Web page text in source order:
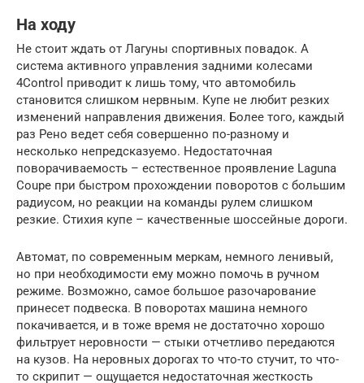
На ходу
Не стоит ждать от Лагуны спортивных повадок. А
система активного управления задними колесами
4Control приводит к лишь тому, что автомобиль
становится слишком нервным. Купе не любит резких
изменений направления движения. Более того, каждый
раз Рено ведет себя совершенно по-разному и
несколько непредсказуемо. Недостаточная
поворачиваемость – естественное проявление Laguna
Coupe при быстром прохождении поворотов с большим
радиусом, но реакции на команды рулем слишком
резкие. Стихия купе – качественные шоссейные дороги.
Автомат, по современным меркам, немного ленивый,
но при необходимости ему можно помочь в ручном
режиме. Возможно, самое большое разочарование
принесет подвеска. В поворотах машина немного
покачивается, и в тоже время не достаточно хорошо
фильтрует неровности — стыки отчетливо передаются
на кузов. На неровных дорогах то что-то стучит, то что-
то скрипит — ощущается недостаточная жесткость